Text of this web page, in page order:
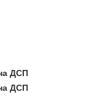
ДСП
ДСП